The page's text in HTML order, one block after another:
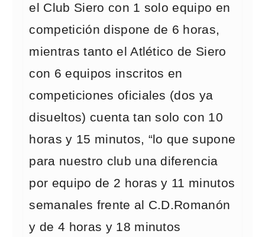
el Club Siero con 1 solo equipo en
competición dispone de 6 horas,
mientras tanto el Atlético de Siero
con 6 equipos inscritos en
competiciones oficiales (dos ya
disueltos) cuenta tan solo con 10
horas y 15 minutos, “lo que supone
para nuestro club una diferencia
por equipo de 2 horas y 11 minutos
semanales frente al C.D.Romanón
y de 4 horas y 18 minutos